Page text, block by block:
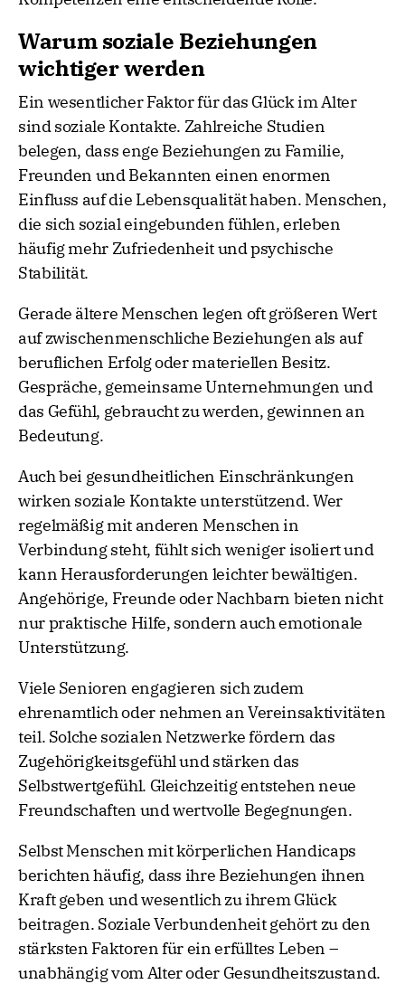
Warum soziale Beziehungen
wichtiger werden
Ein wesentlicher Faktor für das Glück im Alter
sind soziale Kontakte. Zahlreiche Studien
belegen, dass enge Beziehungen zu Familie,
Freunden und Bekannten einen enormen
Einfluss auf die Lebensqualität haben. Menschen,
die sich sozial eingebunden fühlen, erleben
häufig mehr Zufriedenheit und psychische
Stabilität.
Gerade ältere Menschen legen oft größeren Wert
auf zwischenmenschliche Beziehungen als auf
beruflichen Erfolg oder materiellen Besitz.
Gespräche, gemeinsame Unternehmungen und
das Gefühl, gebraucht zu werden, gewinnen an
Bedeutung.
Auch bei gesundheitlichen Einschränkungen
wirken soziale Kontakte unterstützend. Wer
regelmäßig mit anderen Menschen in
Verbindung steht, fühlt sich weniger isoliert und
kann Herausforderungen leichter bewältigen.
Angehörige, Freunde oder Nachbarn bieten nicht
nur praktische Hilfe, sondern auch emotionale
Unterstützung.
Viele Senioren engagieren sich zudem
ehrenamtlich oder nehmen an Vereinsaktivitäten
teil. Solche sozialen Netzwerke fördern das
Zugehörigkeitsgefühl und stärken das
Selbstwertgefühl. Gleichzeitig entstehen neue
Freundschaften und wertvolle Begegnungen.
Selbst Menschen mit körperlichen Handicaps
berichten häufig, dass ihre Beziehungen ihnen
Kraft geben und wesentlich zu ihrem Glück
beitragen. Soziale Verbundenheit gehört zu den
stärksten Faktoren für ein erfülltes Leben –
unabhängig vom Alter oder Gesundheitszustand.